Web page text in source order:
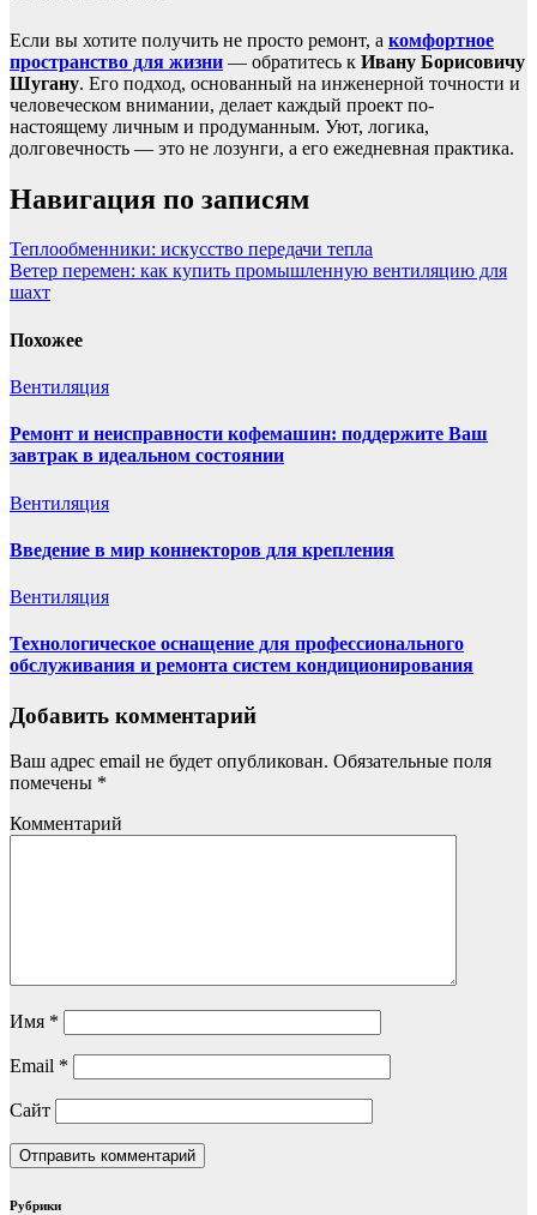
Если вы хотите получить не просто ремонт, а комфортное
пространство для жизни — обратитесь к Ивану Борисовичу
Шугану. Его подход, основанный на инженерной точности и
человеческом внимании, делает каждый проект по-
настоящему личным и продуманным. Уют, логика,
долговечность — это не лозунги, а его ежедневная практика.
Навигация по записям
Теплообменники: искусство передачи тепла
Ветер перемен: как купить промышленную вентиляцию для
шахт
Похожее
Вентиляция
Ремонт и неисправности кофемашин: поддержите Ваш
завтрак в идеальном состоянии
Вентиляция
Введение в мир коннекторов для крепления
Вентиляция
Технологическое оснащение для профессионального
обслуживания и ремонта систем кондиционирования
Добавить комментарий
Ваш адрес email не будет опубликован. Обязательные поля
помечены *
Комментарий
Имя *
Email *
Сайт
Рубрики